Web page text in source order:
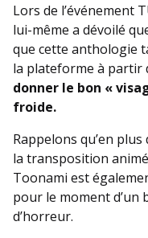
Lors de l’événement
lui-même a dévoilé
que cette anthologie
la plateforme à partir
donner le bon «
froide.
Rappelons qu’en
la transposition
Toonami est
pour le moment d’un
d’horreur.